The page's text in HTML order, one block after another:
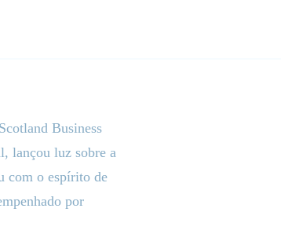
Business
lançou luz sobre a
com o espírito de
por